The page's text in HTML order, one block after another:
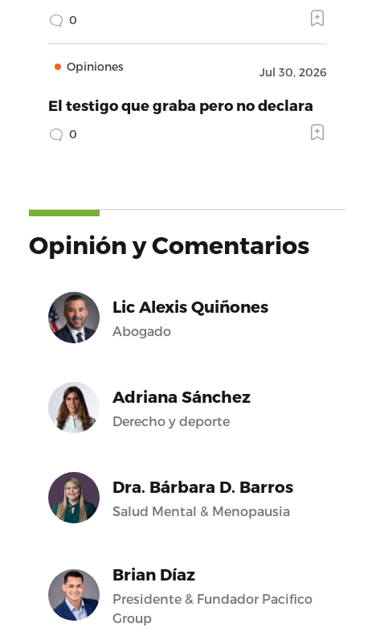
0
Opiniones Jul 30, 2026
El testigo que graba pero no declara
0
Opinión y Comentarios
Lic Alexis Quiñones
Abogado
Adriana Sánchez
Derecho y deporte
Dra. Bárbara D. Barros
Salud Mental & Menopausia
Brian Díaz
Presidente & Fundador Pacifico
Group